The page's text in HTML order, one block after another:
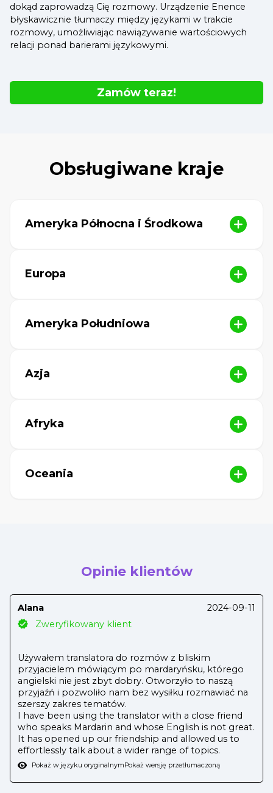
dokąd zaprowadzą Cię rozmowy. Urządzenie Enence
błyskawicznie tłumaczy między językami w trakcie
rozmowy, umożliwiając nawiązywanie wartościowych
relacji ponad barierami językowymi.
Zamów teraz!
Obsługiwane kraje
Ameryka Północna i Środkowa
Europa
Ameryka Południowa
Azja
Afryka
Oceania
Opinie klientów
Alana
2024-09-11
Zweryfikowany klient
Używałem translatora do rozmów z bliskim
przyjacielem mówiącym po mardaryńsku, którego
angielski nie jest zbyt dobry. Otworzyło to naszą
przyjaźń i pozwoliło nam bez wysiłku rozmawiać na
szerszy zakres tematów.
I have been using the translator with a close friend
who speaks Mardarin and whose English is not great.
It has opened up our friendship and allowed us to
effortlessly talk about a wider range of topics.
Pokaż w języku oryginalnymPokaż wersję przetłumaczoną